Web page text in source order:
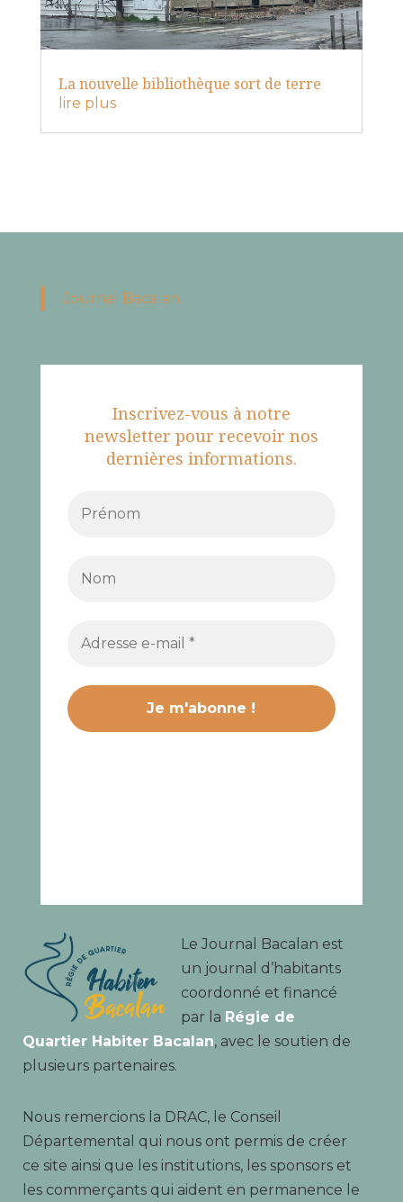
La nouvelle bibliothèque sort de terre
lire plus
Journal Bacalan
Inscrivez-vous à notre
newsletter pour recevoir nos
dernières informations.
Le Journal Bacalan est
un journal d’habitants
coordonné et financé
par la Régie de
Quartier Habiter Bacalan, avec le soutien de
plusieurs partenaires.
Nous remercions la DRAC, le Conseil
Départemental qui nous ont permis de créer
ce site ainsi que les institutions, les sponsors et
les commerçants qui aident en permanence le